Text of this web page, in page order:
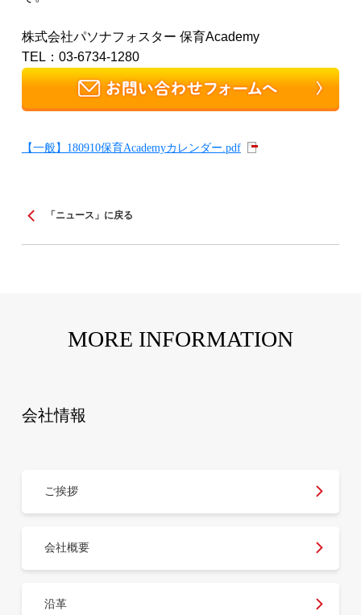
株式会社パソナフォスター 保育Academy
TEL：03-6734-1280
【一般】180910保育Academyカレンダー.pdf
「ニュース」に戻る
MORE INFORMATION
会社情報
ご挨拶
会社概要
沿革